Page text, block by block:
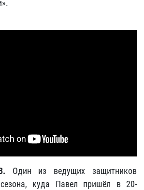
Один из ведущих защитников
куда Павел пришёл в 20-